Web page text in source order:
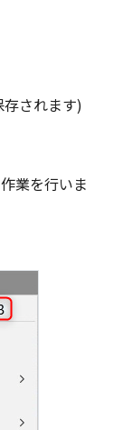
されます)
業を行いま